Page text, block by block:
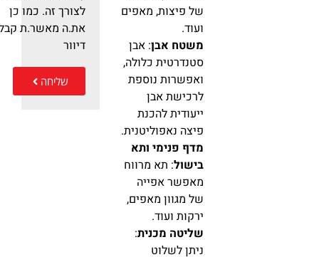
של פיצות, מאפים
ועוד.
משטח אבן: אבן
סטנדרטית כלולה,
ואפשרות נוספת
לרכישת אבן
ייעודית להכנת
פיצה נאפוליטנית.
מדף פנימי ותא
בישול: תא מרווח
מאפשר אפייה
של מגוון מאפים,
ירקות ועוד.
שליטה מכנית:
ניתן לשלוט
לצורך זה. כמו כן
את.ה מאשר.ת קבלת
דיוור
שליחה